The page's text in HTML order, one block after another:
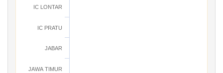
IC LONTAR
IC PRATU
JABAR
JAWA TIMUR